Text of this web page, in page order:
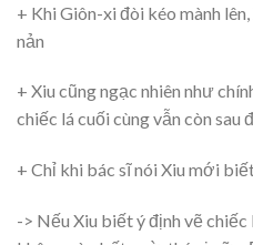
+ Khi Giôn-xi đòi kéo mành
nản
+ Xiu cũng ngạc nhiên như
chiếc lá cuối cùng vẫn còn sau
+ Chỉ khi bác sĩ nói Xiu mới
-> Nếu Xiu biết ý định vẽ